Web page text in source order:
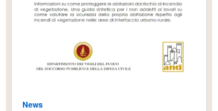
News